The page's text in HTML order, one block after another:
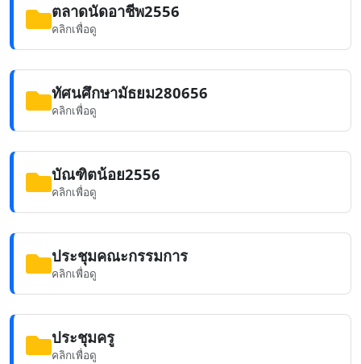
ตลาดนัดอาชีพ2556
คลิกเพื่อดู
ทัศนศึกษามัธยม280656
คลิกเพื่อดู
บัณฑิตน้อย2556
คลิกเพื่อดู
ประชุมคณะกรรมการ
คลิกเพื่อดู
ประชุมครู
คลิกเพื่อดู